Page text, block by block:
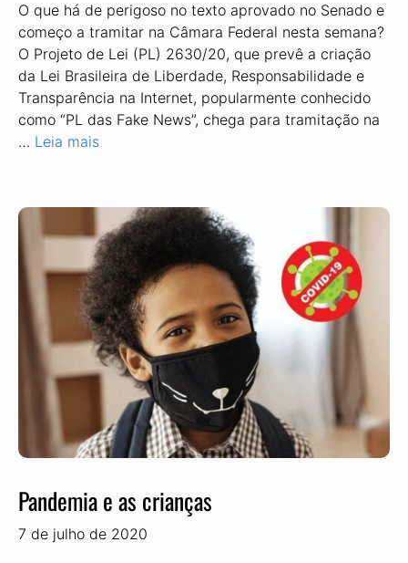
O que há de perigoso no texto aprovado no Senado e
começo a tramitar na Câmara Federal nesta semana?
O Projeto de Lei (PL) 2630/20, que prevê a criação
da Lei Brasileira de Liberdade, Responsabilidade e
Transparência na Internet, popularmente conhecido
como “PL das Fake News”, chega para tramitação na
… Leia mais
Pandemia e as crianças
7 de julho de 2020